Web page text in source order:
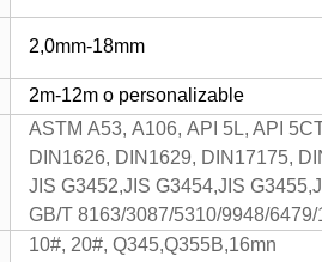
2,0mm-18mm
2m-12m o personalizable
ASTM A53, A106, API 5L, API
DIN1626, DIN1629, DIN17175,
JIS G3452,JIS G3454,JIS
GB/T 8163/3087/5310/9948/
10#, 20#, Q345,Q355B,16mn